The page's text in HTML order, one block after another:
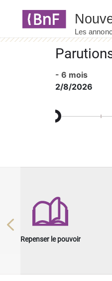
- 6 mois
2/8/2026
Repenser le pouvoir
Previous